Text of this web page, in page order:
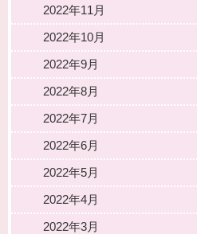
2022年11月
2022年10月
2022年9月
2022年8月
2022年7月
2022年6月
2022年5月
2022年4月
2022年3月